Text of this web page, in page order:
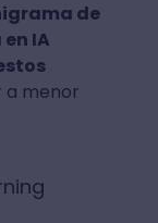
de
IA
a menor